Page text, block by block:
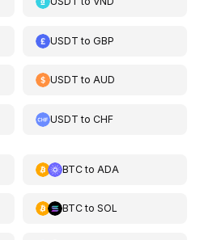
USDT toGBP
USDT toAUD
USDT toCHF
BTCto ADA
BTCto SOL